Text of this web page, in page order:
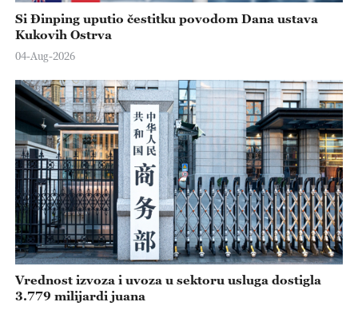
Si Đinping uputio čestitku povodom Dana ustava
Kukovih Ostrva
04-Aug-2026
Vrednost izvoza i uvoza u sektoru usluga dostigla
3.779 milijardi juana